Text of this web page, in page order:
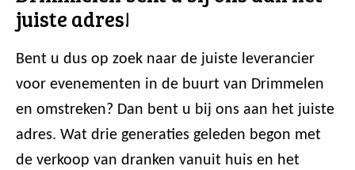
juiste adres!
Bent u dus op zoek naar de juiste leverancier
voor evenementen in de buurt van Drimmelen
en omstreken? Dan bent u bij ons aan het juiste
adres. Wat drie generaties geleden begon met
de verkoop van dranken vanuit huis en het